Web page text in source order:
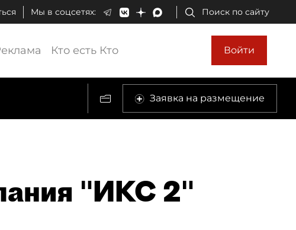
Мы в соцсетях: Поиск по сайту
Кто есть Кто Войти
Заявка на размещение
"ИКС 2"